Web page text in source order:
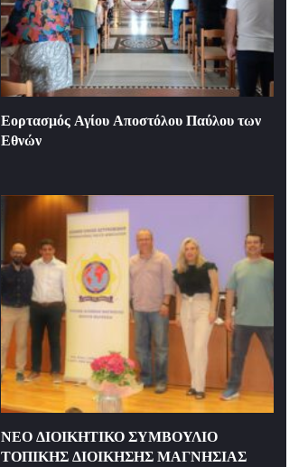
Εορτασμός Αγίου Αποστόλου Παύλου των
Εθνών
ΝΕΟ ΔΙΟΙΚΗΤΙΚΟ ΣΥΜΒΟΥΛΙΟ
ΤΟΠΙΚΗΣ ΔΙΟΙΚΗΣΗΣ ΜΑΓΝΗΣΙΑΣ